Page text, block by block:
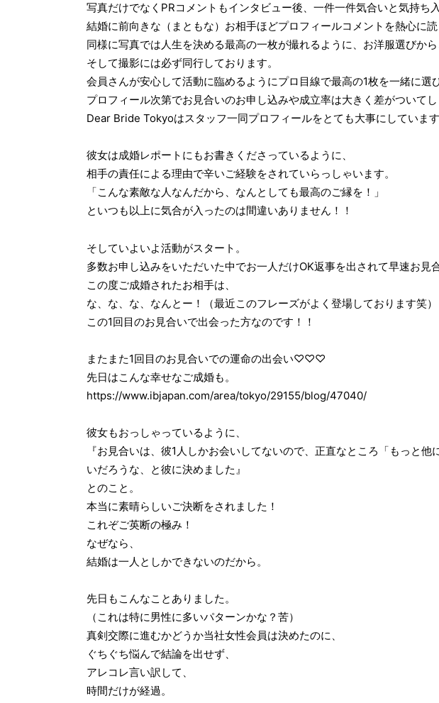
写真だけでなくPRコメントもインタビュー後、一件一件気合いと気持ち
結婚に前向きな（まともな）お相手ほどプロフィールコメントを熱心に読
同様に写真では人生を決める最高の一枚が撮れるように、お洋服選びか
そして撮影には必ず同行しております。
会員さんが安心して活動に臨めるようにプロ目線で最高の1枚を一緒に選
プロフィール次第でお見合いのお申し込みや成立率は大きく差がついてし
Dear Bride Tokyoはスタッフ一同プロフィールをとても大事にしています
彼女は成婚レポートにもお書きくださっているように、
相手の責任による理由で辛いご経験をされていらっしゃいます。
「こんな素敵な人なんだから、なんとしても最高のご縁を！」
といつも以上に気合が入ったのは間違いありません！！
そしていよいよ活動がスタート。
多数お申し込みをいただいた中でお一人だけOK返事を出されて早速お見
この度ご成婚されたお相手は、
な、な、な、なんとー！（最近このフレーズがよく登場しております笑）
この1回目のお見合いで出会った方なのです！！
またまた1回目のお見合いでの運命の出会い♡♡♡
先日はこんな幸せなご成婚も。
https://www.ibjapan.com/area/tokyo/29155/blog/47040/
彼女もおっしゃっているように、
『お見合いは、彼1人しかお会いしてないので、正直なところ「もっと
いだろうな、と彼に決めました』
とのこと。
本当に素晴らしいご決断をされました！
これぞご英断の極み！
なぜなら、
結婚は一人としかできないのだから。
先日もこんなことありました。
（これは特に男性に多いパターンかな？苦）
真剣交際に進むかどうか当社女性会員は決めたのに、
ぐちぐち悩んで結論を出せず、
アレコレ言い訳して、
時間だけが経過。